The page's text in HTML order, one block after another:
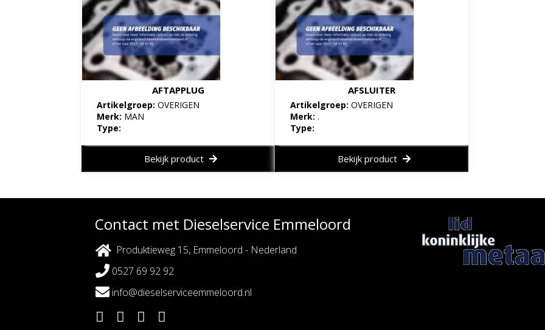
AFTAPPLUG
Artikelgroep:OVERIGEN
Merk: MAN
Type:
Bekijk product
AFSLUITER
Artikelgroep:OVERIGEN
Merk:.
Type:
Bekijk product
Contact met Dieselservice Emmeloord
Produktieweg 15, Emmeloord - Nederland
0527 69 92 92
info@dieselserviceemmeloord.nl